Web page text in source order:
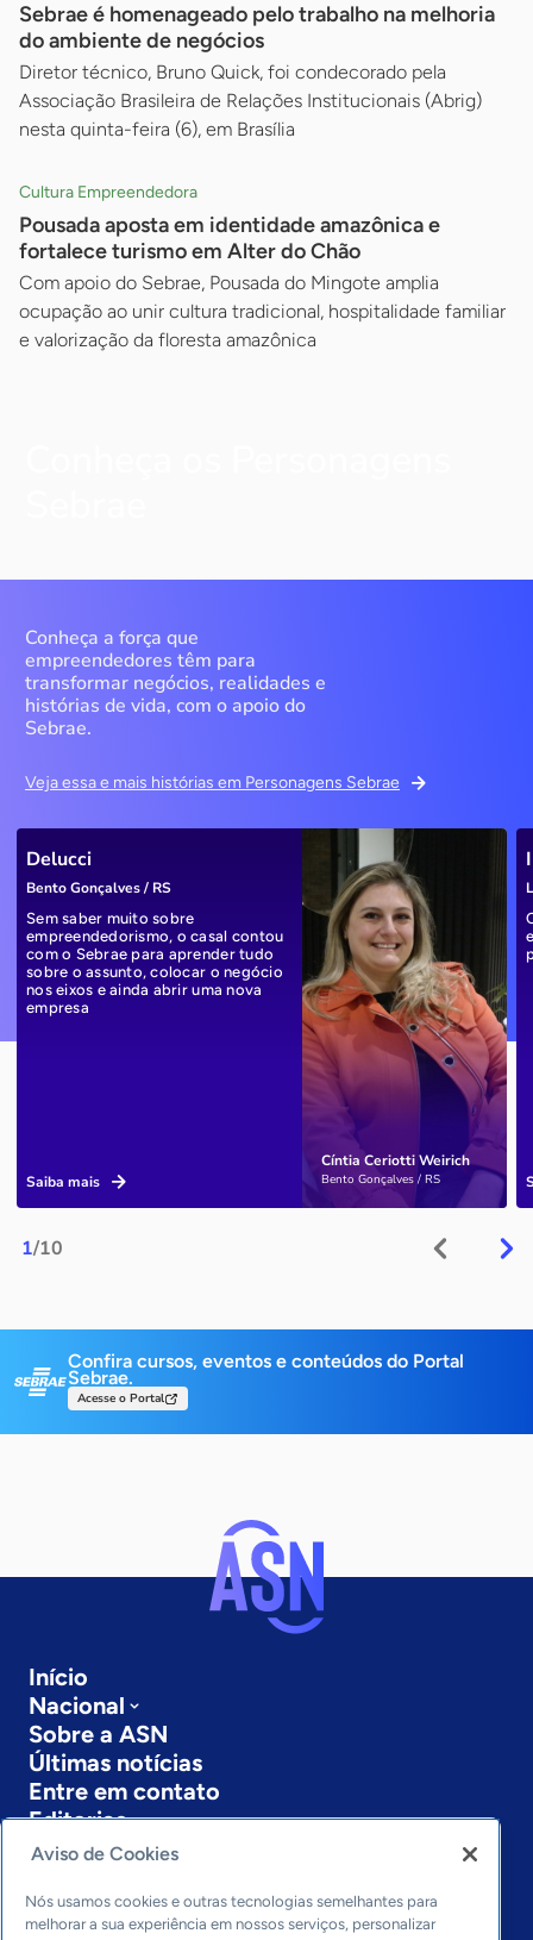
Sebrae é homenageado pelo trabalho na melhoria
do ambiente de negócios
Diretor técnico, Bruno Quick, foi condecorado pela
Associação Brasileira de Relações Institucionais (Abrig)
nesta quinta-feira (6), em Brasília
Cultura Empreendedora
Pousada aposta em identidade amazônica e
fortalece turismo em Alter do Chão
Com apoio do Sebrae, Pousada do Mingote amplia
ocupação ao unir cultura tradicional, hospitalidade familiar
e valorização da floresta amazônica
Conheça a força que
empreendedores têm para
transformar negócios, realidades e
histórias de vida, com o apoio do
Sebrae.
Veja essa e mais histórias em Personagens Sebrae
1/10
Cíntia Ceriotti Weirich
Bento Gonçalves / RS
Delucci
Bento Gonçalves / RS
Sem saber muito sobre
empreendedorismo, o casal contou
com o Sebrae para aprender tudo
sobre o assunto, colocar o negócio
nos eixos e ainda abrir uma nova
empresa
Saiba mais
Confira cursos, eventos e conteúdos do Portal
Sebrae.
Acesse o Portal
Início
Nacional
Sobre a ASN
Últimas notícias
Entre em contato
Editorias
Economia & Política
Inovação & Tecnologia
Cultura empreendedora
Aviso de Cookies
Nós usamos cookies e outras tecnologias semelhantes para
melhorar a sua experiência em nossos serviços, personalizar